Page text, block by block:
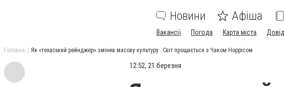
Новини Афіша
Вакансії Погода Карта міста
Головна Як «техаський рейнджер» змінив масову культуру . Світ прощається з Чаком Норрісом
12:52, 21 березня